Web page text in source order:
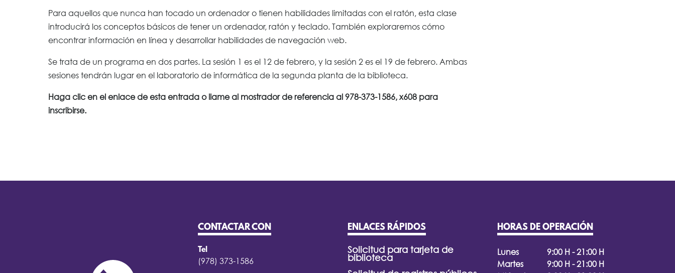
Para aquellos que nunca han tocado un ordenador o tienen habilidades limitadas con el ratón, esta clase
introducirá los conceptos básicos de tener un ordenador, ratón y teclado. También exploraremos cómo
encontrar información en línea y desarrollar habilidades de navegación web.
Se trata de un programa en dos partes. La sesión 1 es el 12 de febrero, y la sesión 2 es el 19 de febrero. Ambas
sesiones tendrán lugar en el laboratorio de informática de la segunda planta de la biblioteca.
Haga clic en el enlace de esta entrada o llame al mostrador de referencia al 978-373-1586, x608 para
inscribirse.
CONTACTAR CON
Tel
(978) 373-1586
ENLACES RÁPIDOS
Solicitud para tarjeta de
biblioteca
HORAS DE OPERACIÓN
Lunes
9:00 H - 21:00 H
Martes
9:00 H - 21:00 H